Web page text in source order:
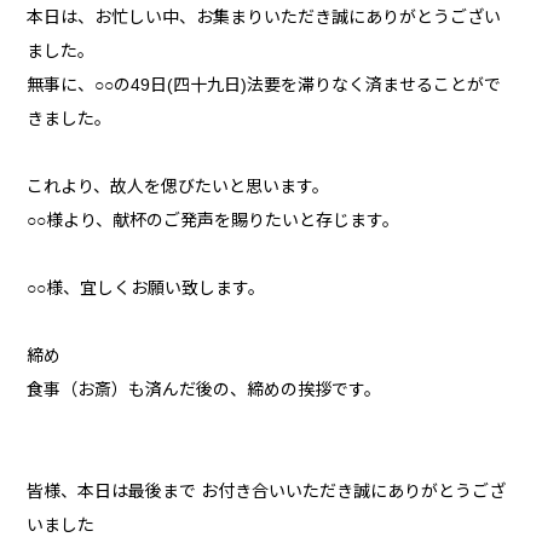
本日は、お忙しい中、お集まりいただき誠にありがとうござい
ました。
無事に、○○の49日(四十九日)法要を滞りなく済ませることがで
きました。
これより、故人を偲びたいと思います。
○○様より、献杯のご発声を賜りたいと存じます。
○○様、宜しくお願い致します。
締め
食事（お斎）も済んだ後の、締めの挨拶です。
皆様、本日は最後まで お付き合いいただき誠にありがとうござ
いました